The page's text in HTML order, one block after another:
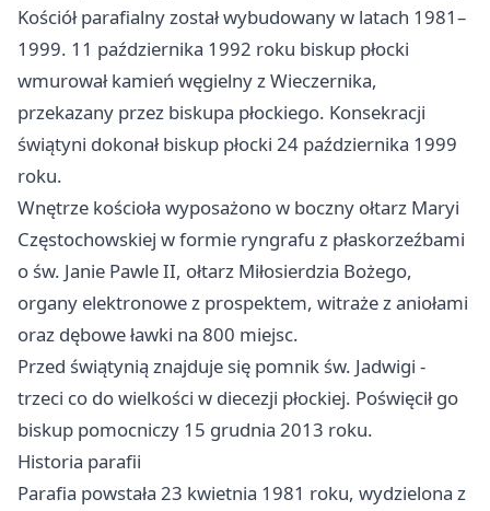
Kościół parafialny został wybudowany w latach 1981–
1999. 11 października 1992 roku biskup płocki
wmurował kamień węgielny z Wieczernika,
przekazany przez biskupa płockiego. Konsekracji
świątyni dokonał biskup płocki 24 października 1999
roku.
Wnętrze kościoła wyposażono w boczny ołtarz Maryi
Częstochowskiej w formie ryngrafu z płaskorzeźbami
o św. Janie Pawle II, ołtarz Miłosierdzia Bożego,
organy elektronowe z prospektem, witraże z aniołami
oraz dębowe ławki na 800 miejsc.
Przed świątynią znajduje się pomnik św. Jadwigi -
trzeci co do wielkości w diecezji płockiej. Poświęcił go
biskup pomocniczy 15 grudnia 2013 roku.
Historia parafii
Parafia powstała 23 kwietnia 1981 roku, wydzielona z